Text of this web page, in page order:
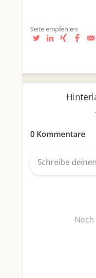
Seite empfehlen: